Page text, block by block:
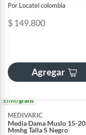
Por Locatel colombia
$ 149.800
Agregar
Envíogratis
MEDIVARIC
Media Dama Muslo 15-20
Mmhg Talla S Negro